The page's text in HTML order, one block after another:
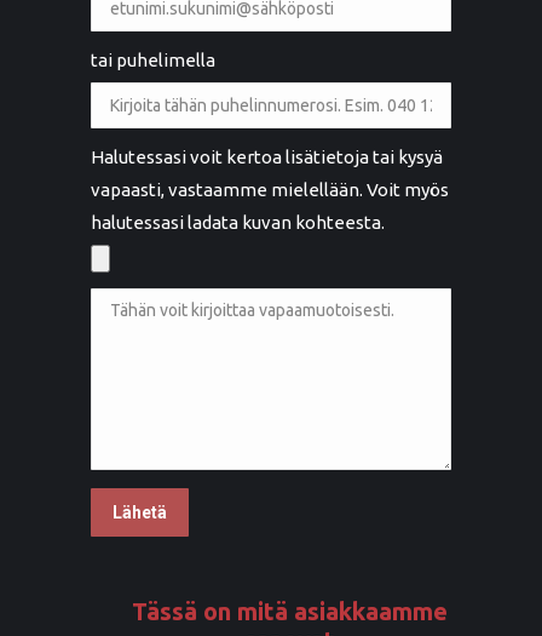
tai puhelimella
Halutessasi voit kertoa lisätietoja tai kysyä
vapaasti, vastaamme mielellään. Voit myös
halutessasi ladata kuvan kohteesta.
Tässä on mitä asiakkaamme